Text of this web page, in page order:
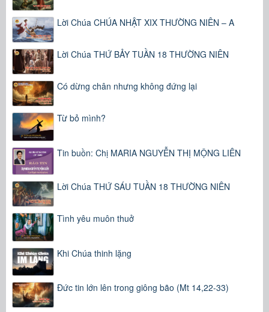
Lời Chúa CHÚA NHẬT XIX THƯỜNG NIÊN – A
Lời Chúa THỨ BẢY TUẦN 18 THƯỜNG NIÊN
Có dừng chân nhưng không đứng lại
Từ bỏ mình?
Tin buồn: Chị MARIA NGUYỄN THỊ MỘNG LIÊN
Lời Chúa THỨ SÁU TUẦN 18 THƯỜNG NIÊN
Tình yêu muôn thuở
Khi Chúa thinh lặng
Đức tin lớn lên trong giông bão (Mt 14,22-33)